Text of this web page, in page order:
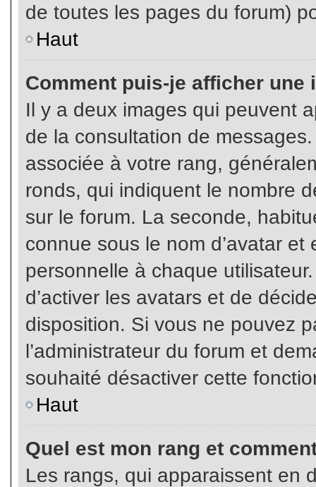
de toutes les pages du forum)
Haut
Comment puis-je afficher une
Il y a deux images qui peuvent
de la consultation de
associée à votre rang,
ronds, qui indiquent le nombre
sur le forum. La seconde,
connue sous le nom d’avatar
personnelle à chaque
d’activer les avatars et de
disposition. Si vous ne pouvez
l’administrateur du forum et
souhaité désactiver cette
Haut
Quel est mon rang et
Les rangs, qui apparaissent en